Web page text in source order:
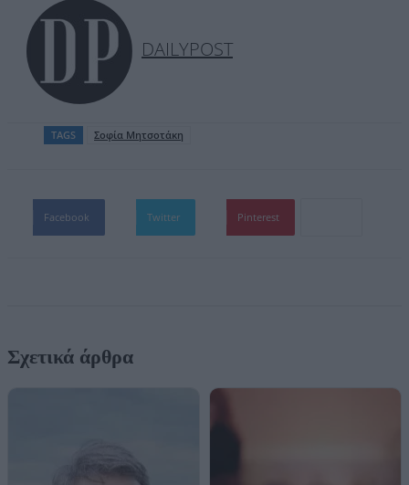
DAILYPOST
TAGS Σοφία Μητσοτάκη
Facebook Twitter Pinterest
Σχετικά άρθρα